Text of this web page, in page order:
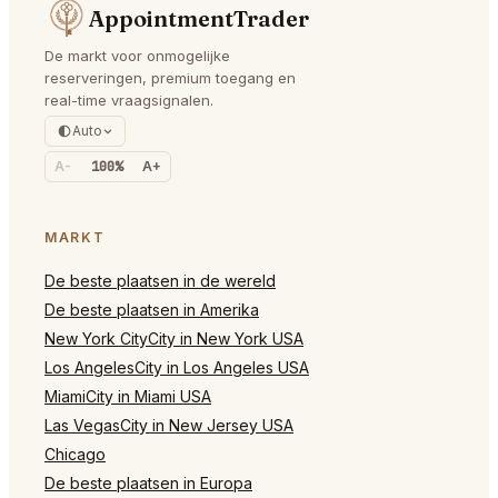
AppointmentTrader
De markt voor onmogelijke
reserveringen, premium toegang en
real-time vraagsignalen.
Auto
A- 100% A+
MARKT
De beste plaatsen in de wereld
De beste plaatsen in Amerika
New York CityCity in New York USA
Los AngelesCity in Los Angeles USA
MiamiCity in Miami USA
Las VegasCity in New Jersey USA
Chicago
De beste plaatsen in Europa